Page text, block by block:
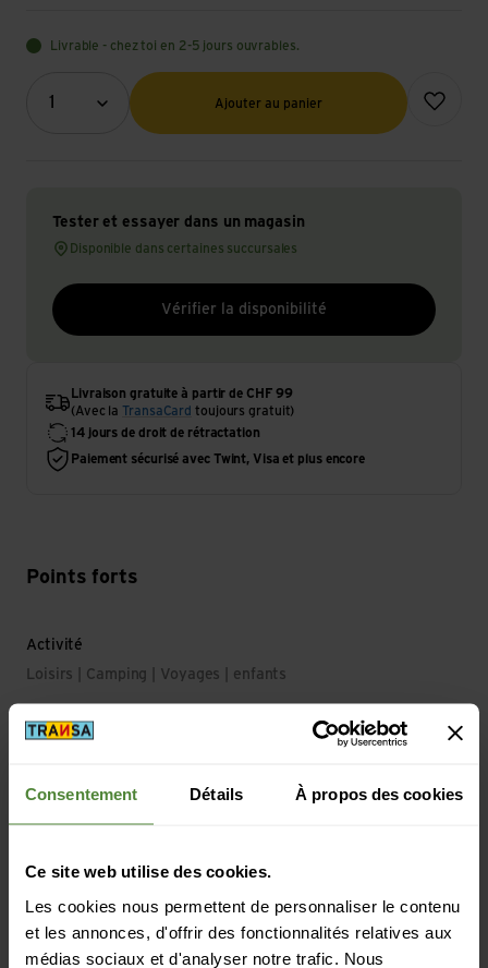
Consentement Détails À propos des cookies
Ce site web utilise des cookies.
Les cookies nous permettent de personnaliser le contenu
et les annonces, d'offrir des fonctionnalités relatives aux
médias sociaux et d'analyser notre trafic. Nous
Livrable - chez toi en 2-5 jours ouvrables.
1
Quantité (optionnel)
Ajouter au panier
Ajouter à
Tester et essayer dans un magasin
Disponible dans certaines succursales
Vérifier la disponibilité
Livraison gratuite à partir de CHF 99
(Avec laTransaCard toujours gratuit)
14 jours de droit de rétractation
Paiement sécurisé avec Twint, Visa et plus encore
Points forts
Activité
Loisirs | Camping | Voyages | enfants
Propriétés du matériau: séchage rapide
Matériau